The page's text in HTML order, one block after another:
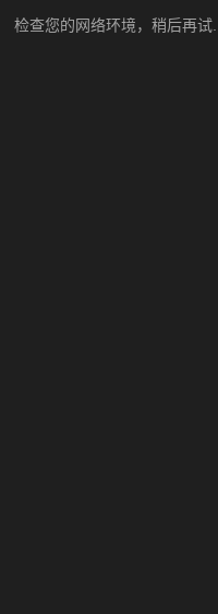
检查您的网络环境，稍后再试...